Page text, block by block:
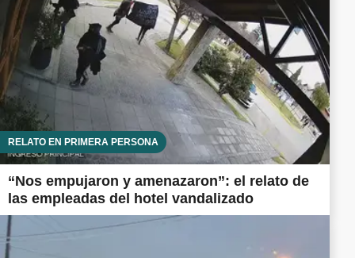
RELATO EN PRIMERA PERSONA
“Nos empujaron y amenazaron”: el relato de
las empleadas del hotel vandalizado